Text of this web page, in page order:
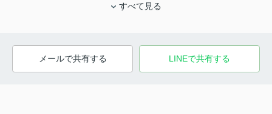
すべて見る
メールで共有する LINEで共有する